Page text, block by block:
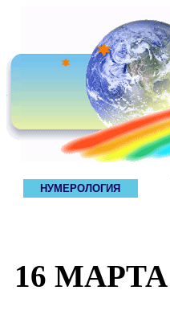
НУМЕРОЛОГИЯ
16 МАРТА